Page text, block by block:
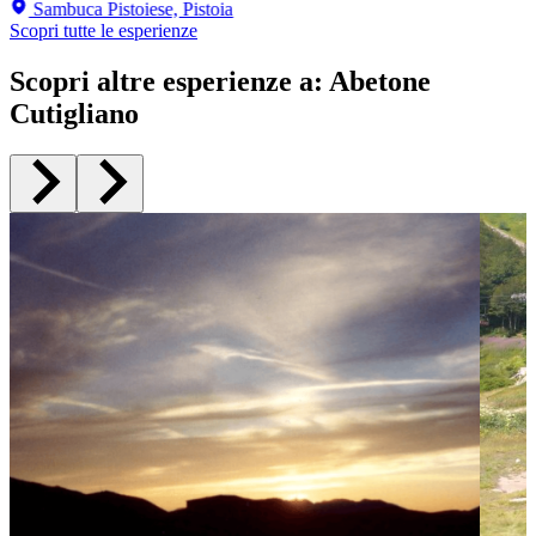
Sambuca Pistoiese, Pistoia
Scopri tutte le esperienze
Scopri altre esperienze a: Abetone
Cutigliano